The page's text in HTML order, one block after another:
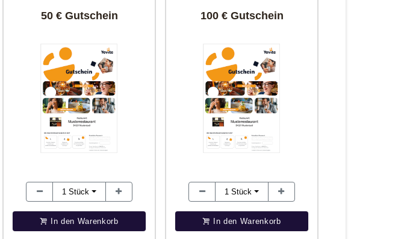
50 € Gutschein
1Stück
In den Warenkorb
100 € Gutschein
1Stück
In den Warenkorb